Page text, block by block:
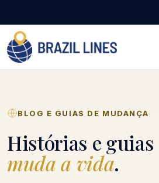
BLOG E GUIAS DE MUDANÇA
Histórias e guias
muda a vida.